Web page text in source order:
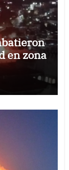
en zona